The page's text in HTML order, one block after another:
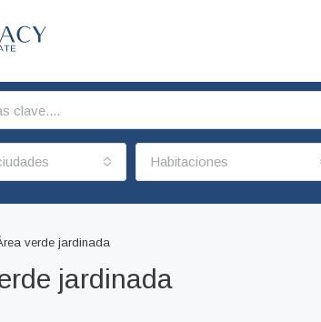
Habitaciones
verde jardinada
jardinada